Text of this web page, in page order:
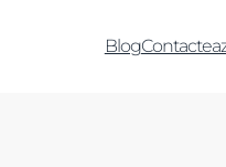
Blog